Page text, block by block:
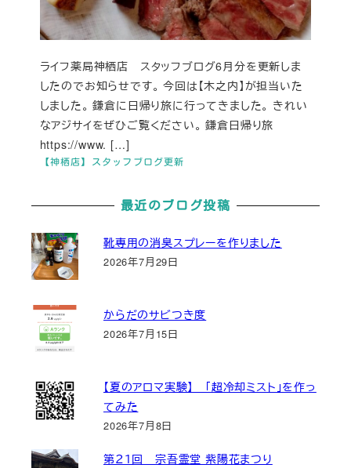
【神栖店】スタッフブログ更新
ライフ薬局神栖店 スタッフブログ6月分を更新しま
したのでお知らせです。 今回は【木之内】が担当いた
しました。 鎌倉に日帰り旅に行ってきました。 きれい
なアジサイをぜひご覧ください。 鎌倉日帰り旅
https://www. […]
最近のブログ投稿
靴専用の消臭スプレーを作りました
2026年7月29日
からだのサビつき度
2026年7月15日
【夏のアロマ実験】 「超冷却ミスト」を作っ
てみた
2026年7月8日
第２１回 宗吾霊堂 紫陽花まつり